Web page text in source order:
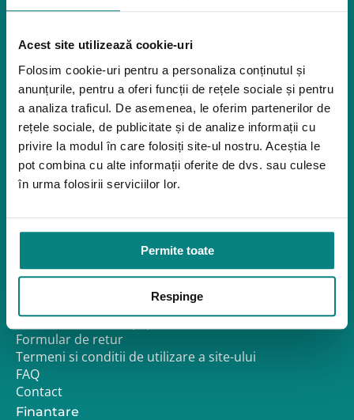
Acest site utilizează cookie-uri
Folosim cookie-uri pentru a personaliza conținutul și
anunțurile, pentru a oferi funcții de rețele sociale și pentru
a analiza traficul. De asemenea, le oferim partenerilor de
rețele sociale, de publicitate și de analize informații cu
privire la modul în care folosiți site-ul nostru. Aceștia le
pot combina cu alte informații oferite de dvs. sau culese
în urma folosirii serviciilor lor.
Permite toate
Respinge
tehnologie.
Dispozitive pentru urcarea scărilor
Bare de prindere și mânere de baie
Închiriere rampe acces
Produse pentru adulţi
Apnee în somn
Orteze
Oxigenoterapia
Service
Despre noi
Politica de Reclamații și Retururi
Formular de retur
Termeni si conditii de utilizare a site-ului
FAQ
Contact
Finantare